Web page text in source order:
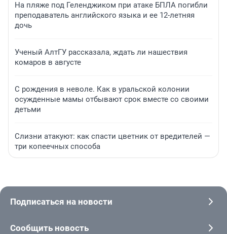
На пляже под Геленджиком при атаке БПЛА погибли
преподаватель английского языка и ее 12-летняя
дочь
Ученый АлтГУ рассказала, ждать ли нашествия
комаров в августе
С рождения в неволе. Как в уральской колонии
осужденные мамы отбывают срок вместе со своими
детьми
Слизни атакуют: как спасти цветник от вредителей —
три копеечных способа
Подписаться на новости
Сообщить новость